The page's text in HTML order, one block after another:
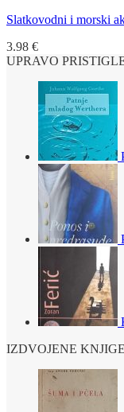
Slatkovodni i morski
3.98 €
UPRAVO
IZDVOJENE KNJIGE